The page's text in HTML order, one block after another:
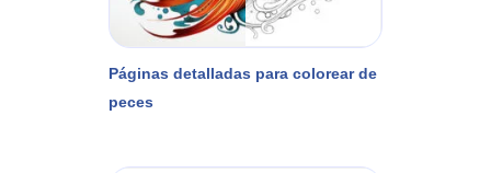
Páginas detalladas para colorear de
peces